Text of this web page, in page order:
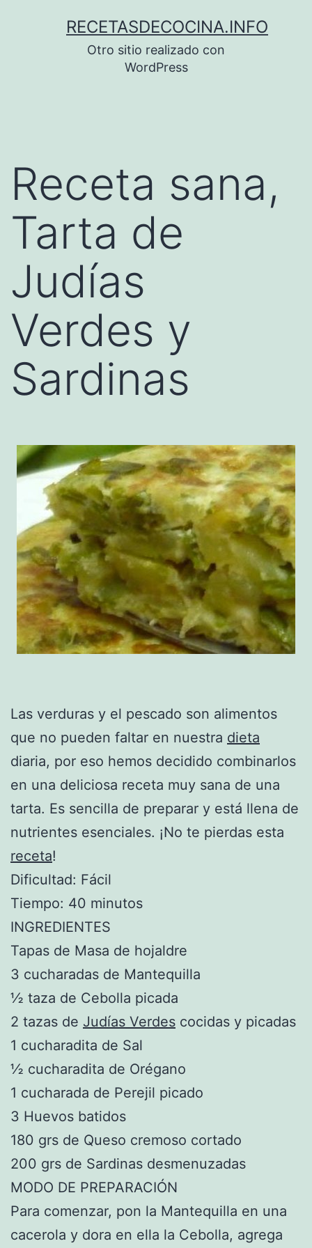
RECETASDECOCINA.INFO
Otro sitio realizado con
WordPress
Receta sana,
Tarta de
Judías
Verdes y
Sardinas
Las verduras y el pescado son alimentos
que no pueden faltar en nuestra dieta
diaria, por eso hemos decidido combinarlos
en una deliciosa receta muy sana de una
tarta. Es sencilla de preparar y está llena de
nutrientes esenciales. ¡No te pierdas esta
receta!
Dificultad: Fácil
Tiempo: 40 minutos
INGREDIENTES
Tapas de Masa de hojaldre
3 cucharadas de Mantequilla
½ taza de Cebolla picada
2 tazas de Judías Verdes cocidas y picadas
1 cucharadita de Sal
½ cucharadita de Orégano
1 cucharada de Perejil picado
3 Huevos batidos
180 grs de Queso cremoso cortado
200 grs de Sardinas desmenuzadas
MODO DE PREPARACIÓN
Para comenzar, pon la Mantequilla en una
cacerola y dora en ella la Cebolla, agrega